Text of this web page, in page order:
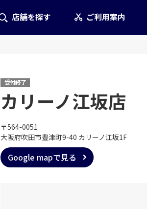
店舗を探す ご利用案内
受付終了
カリーノ江坂店
〒564-0051
大阪府吹田市豊津町9-40 カリーノ江坂1F
Google mapで見る